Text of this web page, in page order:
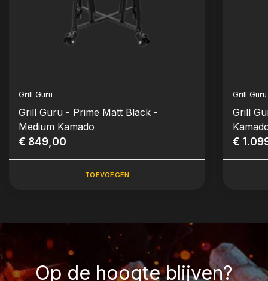
Grill Guru
Grill Guru - Prime Matt Black -
Medium Kamado
€ 849,00
TOEVOEGEN
Grill Guru
Grill
€
Op de hoogte blijven?